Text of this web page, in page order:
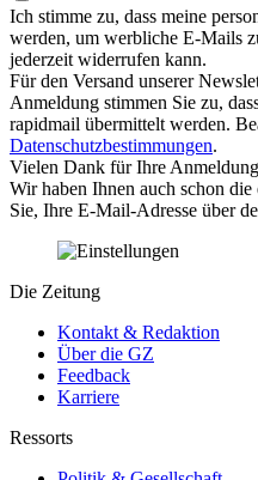
Ich stimme zu, dass meine
werden, um werbliche E-Mails
jederzeit widerrufen kann.
Für den Versand unserer
Anmeldung stimmen Sie zu,
rapidmail übermittelt werden.
Datenschutzbestimmungen.
Vielen Dank für Ihre
Wir haben Ihnen auch schon
Sie, Ihre E-Mail-Adresse über
Die Zeitung
Kontakt & Redaktion
Über die GZ
Feedback
Karriere
Ressorts